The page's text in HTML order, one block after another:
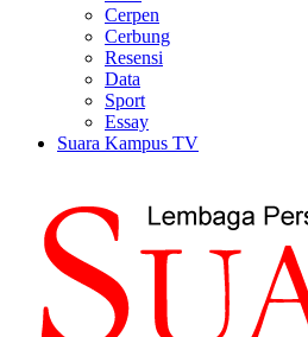
Cerpen
Cerbung
Resensi
Data
Sport
Essay
Suara Kampus TV